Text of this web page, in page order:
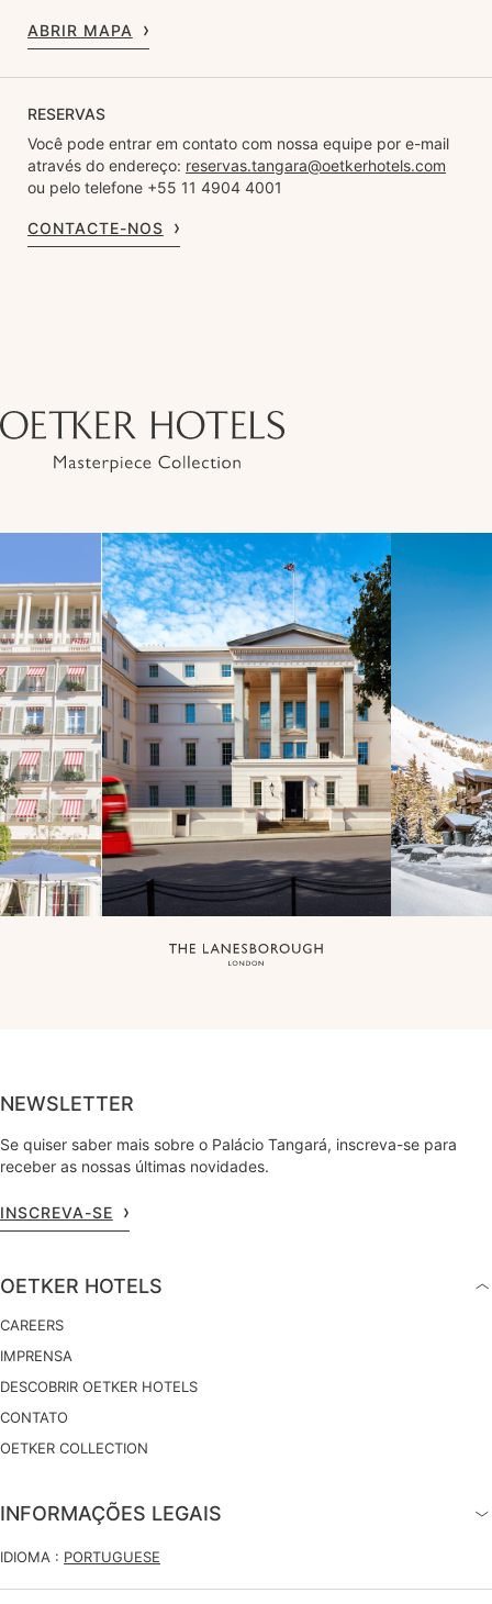
ABRIR MAPA
RESERVAS
Você pode entrar em contato com nossa equipe por e-mail
através do endereço: reservas.tangara@oetkerhotels.com
ou pelo telefone +55 11 4904 4001
CONTACTE-NOS
NEWSLETTER
Se quiser saber mais sobre o Palácio Tangará, inscreva-se para
receber as nossas últimas novidades.
INSCREVA-SE
OETKER HOTELS
CAREERS
IMPRENSA
DESCOBRIR OETKER HOTELS
CONTATO
OETKER COLLECTION
INFORMAÇÕES LEGAIS
IDIOMA : PORTUGUESE